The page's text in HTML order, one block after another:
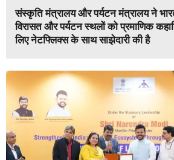
संस्कृति मंत्रालय और पर्यटन मंत्रालय ने
विरासत और पर्यटन स्थलों को प्रमाणिक
लिए नेटफ्लिक्स के साथ साझेदारी की है